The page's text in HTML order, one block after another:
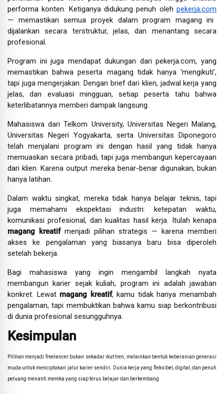
performa konten. Ketiganya didukung penuh oleh pekerja.com
— memastikan semua proyek dalam program magang ini
dijalankan secara terstruktur, jelas, dan menantang secara
profesional.
Program ini juga mendapat dukungan dari pekerja.com, yang
memastikan bahwa peserta magang tidak hanya ‘mengikuti’,
tapi juga mengerjakan. Dengan brief dari klien, jadwal kerja yang
jelas, dan evaluasi mingguan, setiap peserta tahu bahwa
keterlibatannya memberi dampak langsung.
Mahasiswa dari Telkom University, Universitas Negeri Malang,
Universitas Negeri Yogyakarta, serta Universitas Diponegoro
telah menjalani program ini dengan hasil yang tidak hanya
memuaskan secara pribadi, tapi juga membangun kepercayaan
dari klien. Karena output mereka benar-benar digunakan, bukan
hanya latihan.
Dalam waktu singkat, mereka tidak hanya belajar teknis, tapi
juga memahami ekspektasi industri: ketepatan waktu,
komunikasi profesional, dan kualitas hasil kerja. Itulah kenapa
magang kreatifmenjadi pilihan strategis — karena memberi
akses ke pengalaman yang biasanya baru bisa diperoleh
setelah bekerja.
Bagi mahasiswa yang ingin mengambil langkah nyata
membangun karier sejak kuliah, program ini adalah jawaban
konkret. Lewat magang kreatif, kamu tidak hanya menambah
pengalaman, tapi membuktikan bahwa kamu siap berkontribusi
di dunia profesional sesungguhnya.
Kesimpulan
Pilihan menjadi freelancer bukan sekadar ikut tren, melainkan bentuk keberanian generasi
muda untuk menciptakan jalur karier sendiri. Dunia kerja yang fleksibel, digital, dan penuh
peluang menanti mereka yang siap terus belajar dan berkembang.